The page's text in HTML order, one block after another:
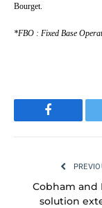
Bourget.
*FBO : Fixed Base
Facebook
Cobham and
solution